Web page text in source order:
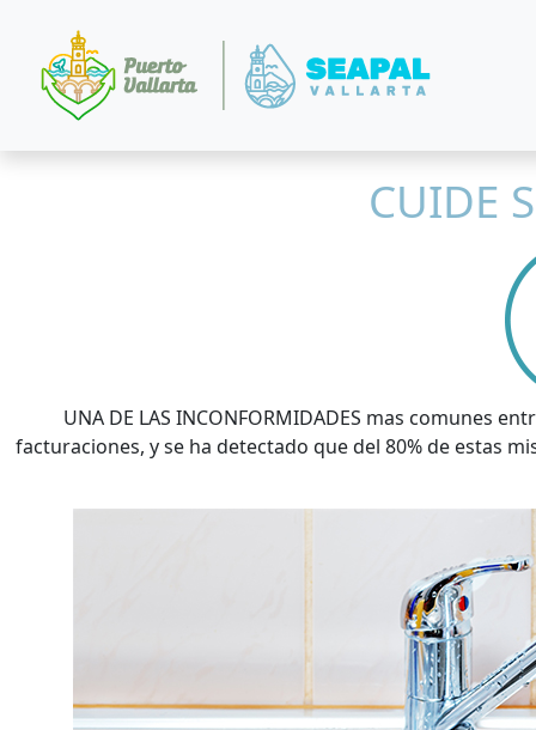
CUIDE
UNA DE LAS INCONFORMIDADES mas comunes
facturaciones, y se ha detectado que del 80% de estas